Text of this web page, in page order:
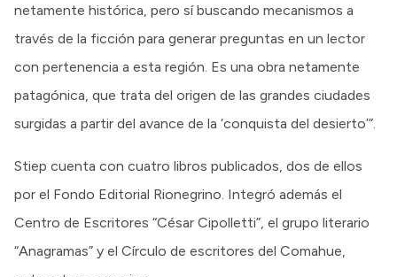
netamente histórica, pero sí buscando mecanismos a
través de la ficción para generar preguntas en un lector
con pertenencia a esta región. Es una obra netamente
patagónica, que trata del origen de las grandes ciudades
surgidas a partir del avance de la ‘conquista del desierto’”.
Stiep cuenta con cuatro libros publicados, dos de ellos
por el Fondo Editorial Rionegrino. Integró además el
Centro de Escritores “César Cipolletti”, el grupo literario
“Anagramas” y el Círculo de escritores del Comahue,